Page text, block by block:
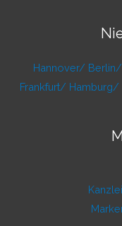
Hannover/ Berlin/
Frankfurt/ Hamburg/